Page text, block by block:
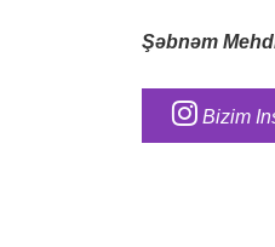
Şəbnəm
Bizim